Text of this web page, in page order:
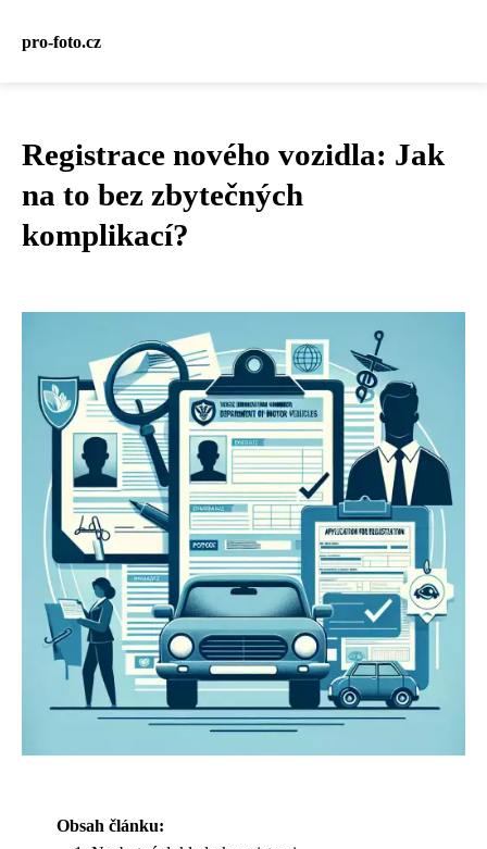
pro-foto.cz
Registrace nového vozidla: Jak
na to bez zbytečných
komplikací?
Obsah článku: